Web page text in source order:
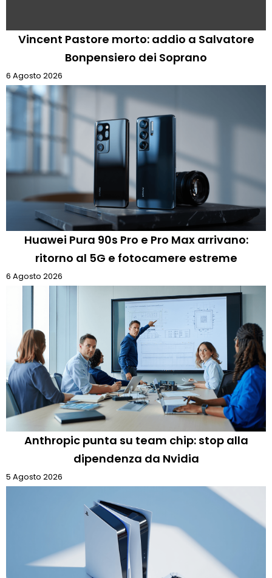
Vincent Pastore morto: addio a Salvatore
Bonpensiero dei Soprano
6 Agosto 2026
Huawei Pura 90s Pro e Pro Max arrivano:
ritorno al 5G e fotocamere estreme
6 Agosto 2026
Anthropic punta su team chip: stop alla
dipendenza da Nvidia
5 Agosto 2026